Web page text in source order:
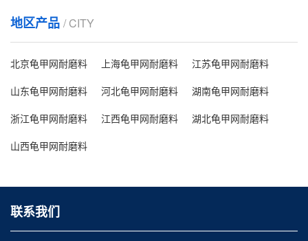
地区产品 / CITY
北京龟甲网耐磨料 上海龟甲网耐磨料
江苏龟甲网耐磨料
山东龟甲网耐磨料
河北龟甲网耐磨料
湖南龟甲网耐磨料
浙江龟甲网耐磨料
江西龟甲网耐磨料
湖北龟甲网耐磨料
山西龟甲网耐磨料
联系我们